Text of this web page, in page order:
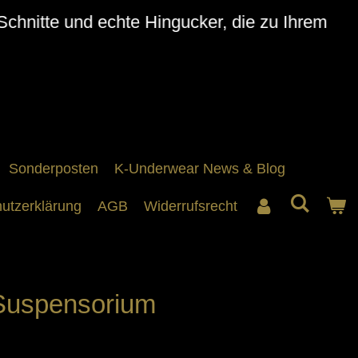
und echte Hingucker, die zu Ihrem
Sonderposten K-Underwear News & Blog
AGB Widerrufsrecht